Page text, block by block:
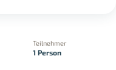
Teilnehmer
1 Person